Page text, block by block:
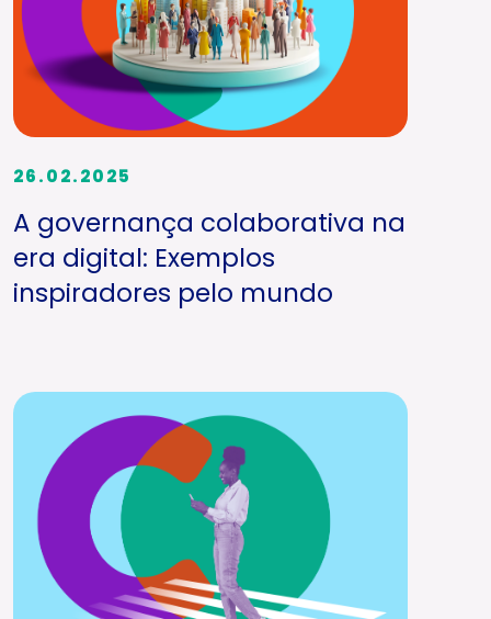
26.02.2025
A governança colaborativa na
era digital: Exemplos
inspiradores pelo mundo